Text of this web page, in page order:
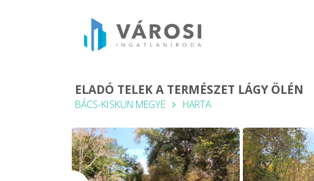
ELADÓ TELEK A TERMÉSZET LÁGY ÖLÉN
BÁCS-KISKUN MEGYE HARTA